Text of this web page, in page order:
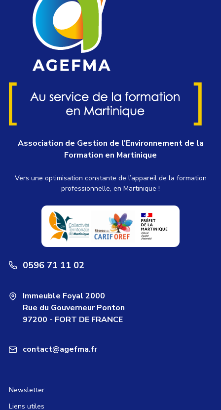
Association de Gestion de l'Environnement de la
Formation en Martinique
Vers une optimisation constante de l’appareil de la formation
professionnelle, en Martinique !
0596 71 11 02
Immeuble Foyal 2000
Rue du Gouverneur Ponton
97200 - FORT DE FRANCE
contact@agefma.fr
Newsletter
Liens utiles